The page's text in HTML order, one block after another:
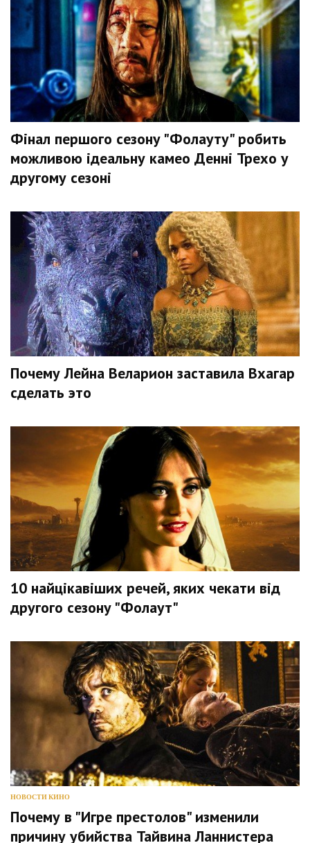
Фінал першого сезону "Фолауту" робить
можливою ідеальну камео Денні Трехо у
другому сезоні
Почему Лейна Веларион заставила Вхагар
сделать это
10 найцікавіших речей, яких чекати від
другого сезону "Фолаут"
НОВОСТИ КИНО
Почему в "Игре престолов" изменили
причину убийства Тайвина Ланнистера